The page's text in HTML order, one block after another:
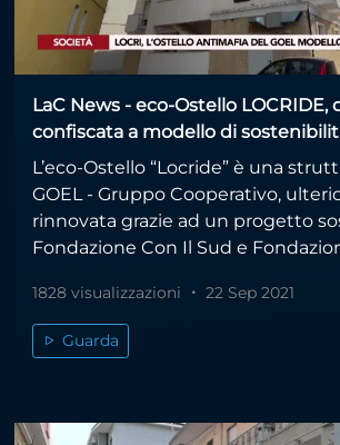
LaC News - eco-Ostello
confiscata a modello di
L’eco-Ostello “Locride” è una
GOEL - Gruppo Cooperativo,
rinnovata grazie ad un progetto
Fondazione Con Il Sud e
1828 visualizzazioni 22 Sep 2021
Guarda